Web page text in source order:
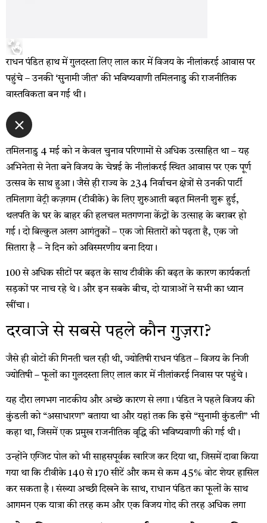
राधन पंडित हाथ में गुलदस्ता लिए लाल कार में विजय के नीलांकरई आवास पर
पहुंचे – उनकी ‘सुनामी जीत’ की भविष्यवाणी तमिलनाडु की राजनीतिक
वास्तविकता बन गई थी।
तमिलनाडु 4 मई को न केवल चुनाव परिणामों से अधिक उत्साहित था – यह
अभिनेता से नेता बने विजय के चेन्नई के नीलांकरई स्थित आवास पर एक पूर्ण
उत्सव के साथ हुआ। जैसे ही राज्य के 234 निर्वाचन क्षेत्रों से उनकी पार्टी
तमिलागा वेट्री कज़गम (टीवीके) के लिए शुरुआती बढ़त मिलनी शुरू हुई,
थलपति के घर के बाहर की हलचल मतगणना केंद्रों के उत्साह के बराबर हो
गई। दो बिल्कुल अलग आगंतुकों – एक जो सितारों को पढ़ता है, एक जो
सितारा है – ने दिन को अविस्मरणीय बना दिया।
100 से अधिक सीटों पर बढ़त के साथ टीवीके की बढ़त के कारण कार्यकर्ता
सड़कों पर नाच रहे थे। और इन सबके बीच, दो यात्राओं ने सभी का ध्यान
खींचा।
दरवाजे से सबसे पहले कौन गुज़रा?
जैसे ही वोटों की गिनती चल रही थी, ज्योतिषी राधन पंडित – विजय के निजी
ज्योतिषी – फूलों का गुलदस्ता लिए लाल कार में नीलांकरई निवास पर पहुंचे।
यह दौरा लगभग नाटकीय और अच्छे कारण से लगा। पंडित ने पहले विजय की
कुंडली को “असाधारण” बताया था और यहां तक ​​कि इसे “सुनामी कुंडली” भी
कहा था, जिसमें एक प्रमुख राजनीतिक वृद्धि की भविष्यवाणी की गई थी।
उन्होंने एग्जिट पोल को भी साहसपूर्वक खारिज कर दिया था, जिसमें दावा किया
गया था कि टीवीके 140 से 170 सीटें और कम से कम 45% वोट शेयर हासिल
कर सकता है। संख्या अच्छी दिखने के साथ, राधान पंडित का फूलों के साथ
आगमन एक यात्रा की तरह कम और एक विजय गोद की तरह अधिक लगा